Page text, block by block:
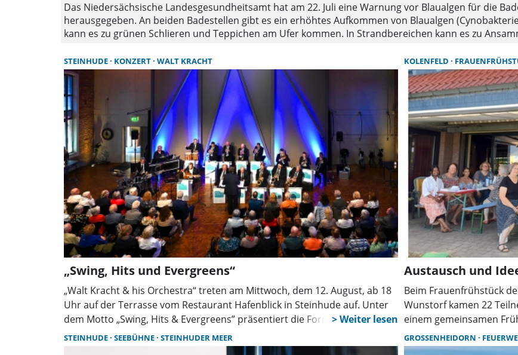
Das Niedersächsische Landesgesundheitsamt hat am 22. Juli eine Warnung vor Blaualgen für die
herausgegeben. An beiden Badestellen gibt es ein erhöhtes Aufkommen von Blaualgen
kann es zu grünen Schlieren und Teppichen am Ufer kommen. In Strandbereichen kann es zu
Trinken des belasteten Wassers tödlich sein. Aktuelle Auskünfte zur Wasserqualität gibt für alle
Niedersachsen“ im Internet.
STEINHUDE KONZERT WALT KRACHT
„Swing, Hits und Evergreens“
„Walt Kracht & his Orchestra“ treten am Mittwoch, dem 12. August, ab 18
Uhr auf der Terrasse vom Restaurant Hafenblick in Steinhude auf. Unter
dem Motto „Swing, Hits & Evergreens” präsentiert die Formation ein
vielseitiges Musikprogramm, welches Generationen verbindet.
KOLENFELD
Austausch und
Beim Frauenfrühstück
Wunstorf kamen 22
einem gemeinsamen
Veranstaltungen,
2026 im Mittelpunkt.
STEINHUDE SEEBÜHNE STEINHUDER MEER GROSSENHEIDORN